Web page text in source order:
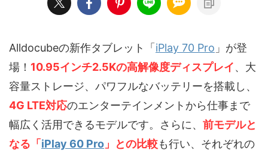
Alldocubeの新作タブレット「 iPlay 70 Pro 」が登
場！ 10.95インチ2.5Kの高解像度ディスプレイ、大
容量ストレージ、パワフルなバッテリーを搭載し、
4G LTE対応のエンターテインメントから仕事まで
幅広く活用できるモデルです。さらに、 前モデルと
なる「 iPlay 60 Pro 」との比較も行い、それぞれの